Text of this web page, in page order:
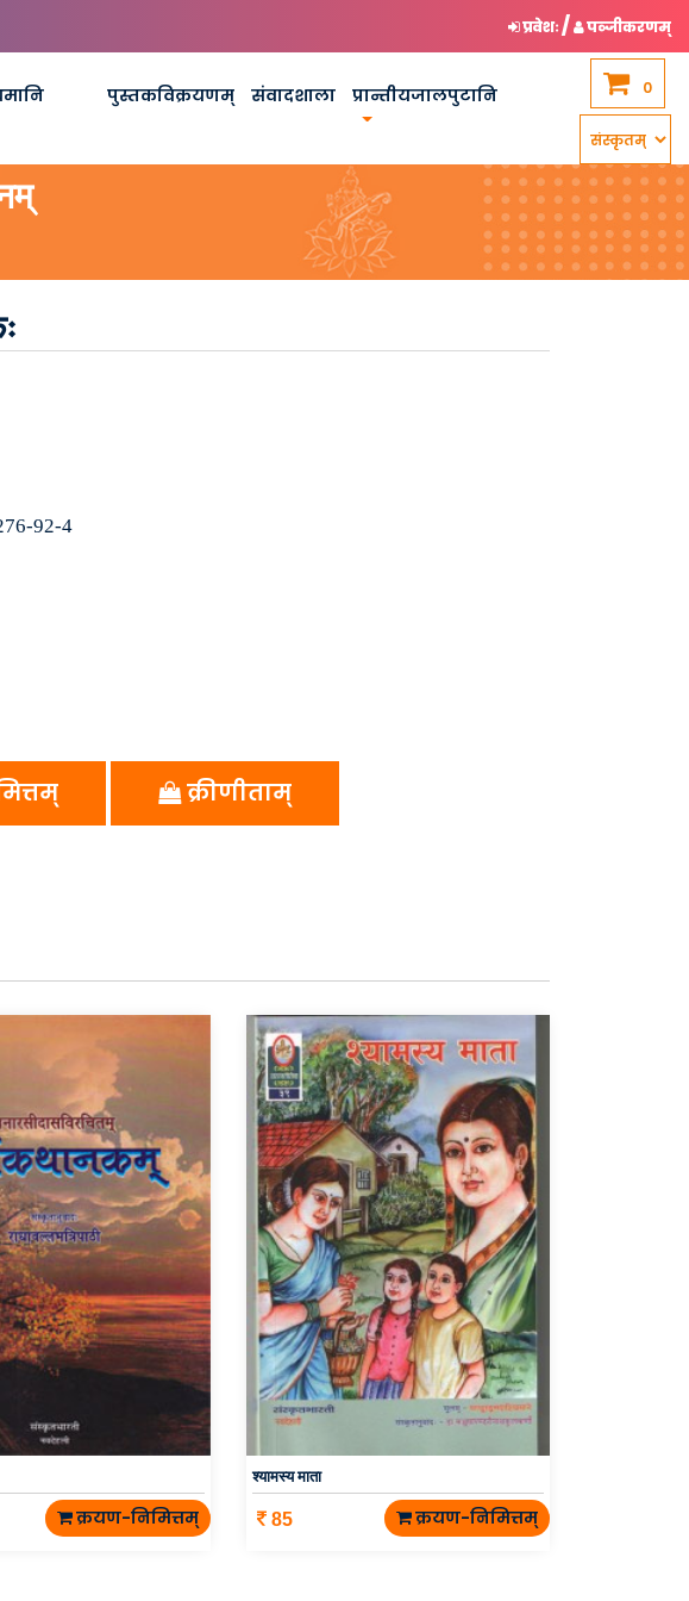
प्रवेशः/ पञ्जीकरणम्
पुस्तकविक्रयणम् संवादशाला प्रान्तीयजालपुटानि 0
92-4
क्रीणीताम्
क्रयण-निमित्तम्
श्यामस्य माता
85 क्रयण-निमित्तम्